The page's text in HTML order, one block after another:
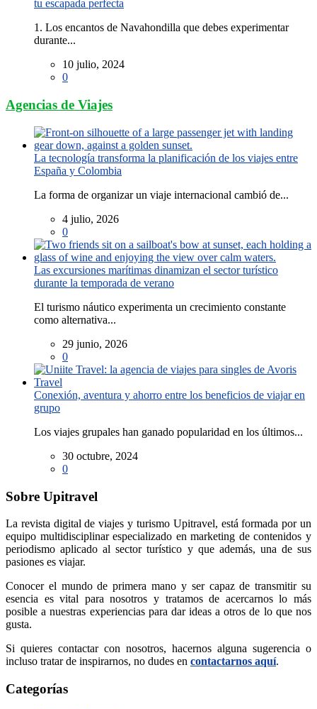
tu escapada perfecta
1. Los encantos de Navahondilla que debes experimentar
durante...
10 julio, 2024
0
Agencias de Viajes
La tecnología transforma la planificación de los viajes entre
España y Colombia
La forma de organizar un viaje internacional cambió de...
4 julio, 2026
0
Las excursiones marítimas dinamizan el sector turístico
durante la temporada de verano
El turismo náutico experimenta un crecimiento constante
como alternativa...
29 junio, 2026
0
Conexión, aventura y ahorro entre los beneficios de viajar en
grupo
Los viajes grupales han ganado popularidad en los últimos...
30 octubre, 2024
0
Sobre Upitravel
La revista digital de viajes y turismo Upitravel, está formada por un
equipo multidisciplinar especializado en marketing de contenidos y
periodismo aplicado al sector turístico y que además, una de sus
pasiones es viajar.
Conocer el mundo de primera mano y ser capaz de transmitir su
esencia es vital para nosotros y tratamos de acercarnos lo más
posible a nuestras experiencias para dar ideas a otros de lo que nos
gusta.
Si quieres contactar con nosotros, hacernos alguna sugerencia o
incluso tratar de inspirarnos, no dudes en contactarnos aquí.
Categorías